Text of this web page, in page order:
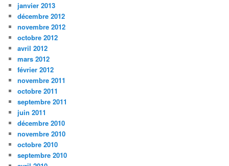
janvier 2013
décembre 2012
novembre 2012
octobre 2012
avril 2012
mars 2012
février 2012
novembre 2011
octobre 2011
septembre 2011
juin 2011
décembre 2010
novembre 2010
octobre 2010
septembre 2010